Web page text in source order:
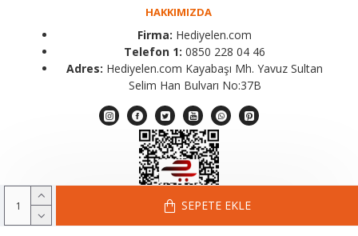
SEPETE EKLE
HAKKIMIZDA
Firma: Hediyelen.com
Telefon 1: 0850 228 04 46
Adres: Hediyelen.com Kayabaşı Mh. Yavuz Sultan
Selim Han Bulvarı No:37B